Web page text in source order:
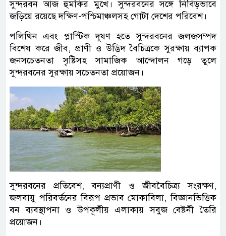
সুন্দরবন আজ হুমকির মুখে। সুন্দরবনের সঙ্গে নিবিড়ভাবে
জড়িয়ে রয়েছে দক্ষিণ-পশ্চিমাঞ্চলসহ গোটা দেশের পরিবেশ।
পলিথিন এবং প্লাস্টিক দূষণ হতে সুন্দরবনের জলজসম্পদ
বিশেষ করে জীব, প্রাণী ও উদ্ভিদ বৈচিত্রকে সুরক্ষায় ব্যাপক
জনসচেতনতা সৃষ্টিসহ সামাজিক আন্দোলন গড়ে তুলে
সুন্দরবনের সুরক্ষায় সচেতনতা প্রয়োজন।
সুন্দরবনের প্রতিবেশ, বন্যপ্রাণী ও জীববৈচিত্র্য সংরক্ষণ,
জলবায়ু পরিবর্তনের বিরূপ প্রভাব মোকাবিলা, বিজ্ঞানভিত্তিক
বন ব্যবস্থাপনা ও উপকূলীয় এলাকায় সবুজ বেষ্টনী তৈরি
প্রয়োজন।